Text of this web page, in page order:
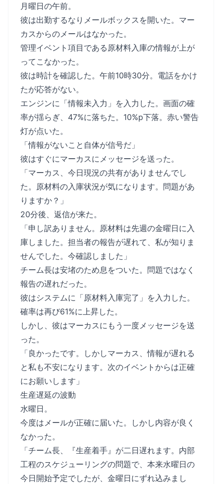
月曜日の午前。
彼は出勤するなりメールボックスを開いた。マー
カスからのメールはなかった。
管理イベント項目である原材料入庫の情報が上が
ってこなかった。
彼は時計を確認した。午前10時30分。電話をかけ
たが応答がない。
エンジンに「情報未入力」を入力した。画面の確
率が揺らぎ、47%に落ちた。10%p下落。赤い警告
灯が点いた。
「情報がないこと自体が信号だ」
彼はすぐにマーカスにメッセージを送った。
「マーカス、今日現況の共有がありませんでし
た。原材料の入庫状況が気になります。問題があ
りますか？」
20分後、返信が来た。
「申し訳ありません。原材料は先週の金曜日に入
庫しました。担当者の報告が遅れて、私が知りま
せんでした。今確認しました」
チーム長は安堵のため息をついた。問題ではなく
報告の遅れだった。
彼はシステムに「原材料入庫完了」を入力した。
確率は再び61%に上昇した。
しかし、彼はマーカスにもう一度メッセージを送
った。
「良かったです。しかしマーカス、情報が遅れる
と私も不安になります。次のイベントからは正確
にお願いします」
生産遅延の波動
水曜日。
今度はメールが正確に届いた。しかし内容が良く
なかった。
「チーム長、『生産着手』が二日遅れます。内部
工程のスケジューリングの問題で、本来水曜日の
今日開始予定でしたが、金曜日にずれ込みまし